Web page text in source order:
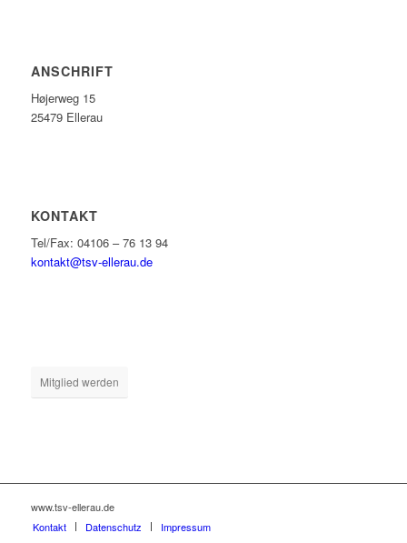
ANSCHRIFT
Højerweg 15
25479 Ellerau
KONTAKT
Tel/Fax: 04106 – 76 13 94
kontakt@tsv-ellerau.de
Mitglied werden
www.tsv-ellerau.de
Kontakt
Datenschutz Impressum